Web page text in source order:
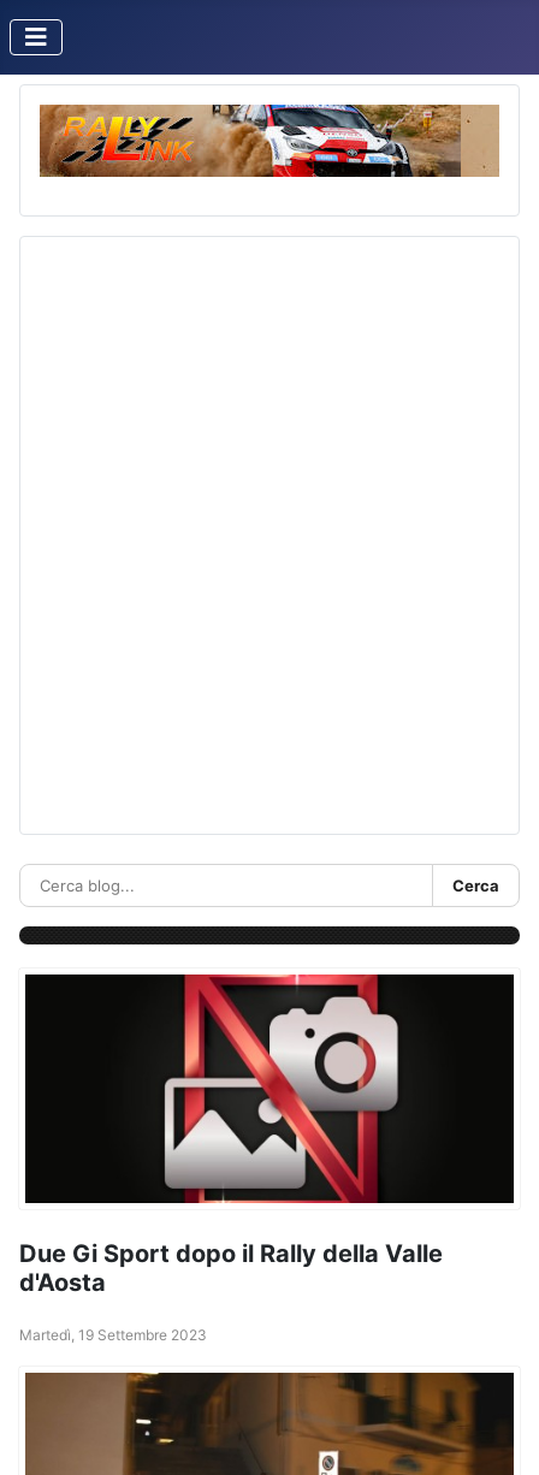
Cerca
Due Gi Sport dopo il Rally della Valle
d'Aosta
Martedì, 19 Settembre 2023